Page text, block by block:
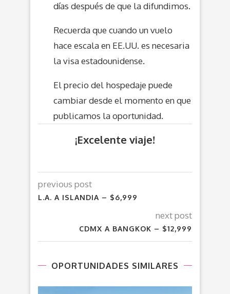
días después de que la difundimos.
Recuerda que cuando un vuelo
hace escala en EE.UU. es necesaria
la visa estadounidense.
El precio del hospedaje puede
cambiar desde el momento en que
publicamos la oportunidad.
¡Excelente viaje!
previous post
L.A. A ISLANDIA – $6,999
next post
CDMX A BANGKOK – $12,999
OPORTUNIDADES SIMILARES